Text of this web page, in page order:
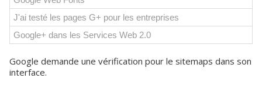
J'ai testé les pages G+ pour les entreprises
Google+ dans les Services Web 2.0
Google demande une vérification pour le sitemaps dans son
interface.